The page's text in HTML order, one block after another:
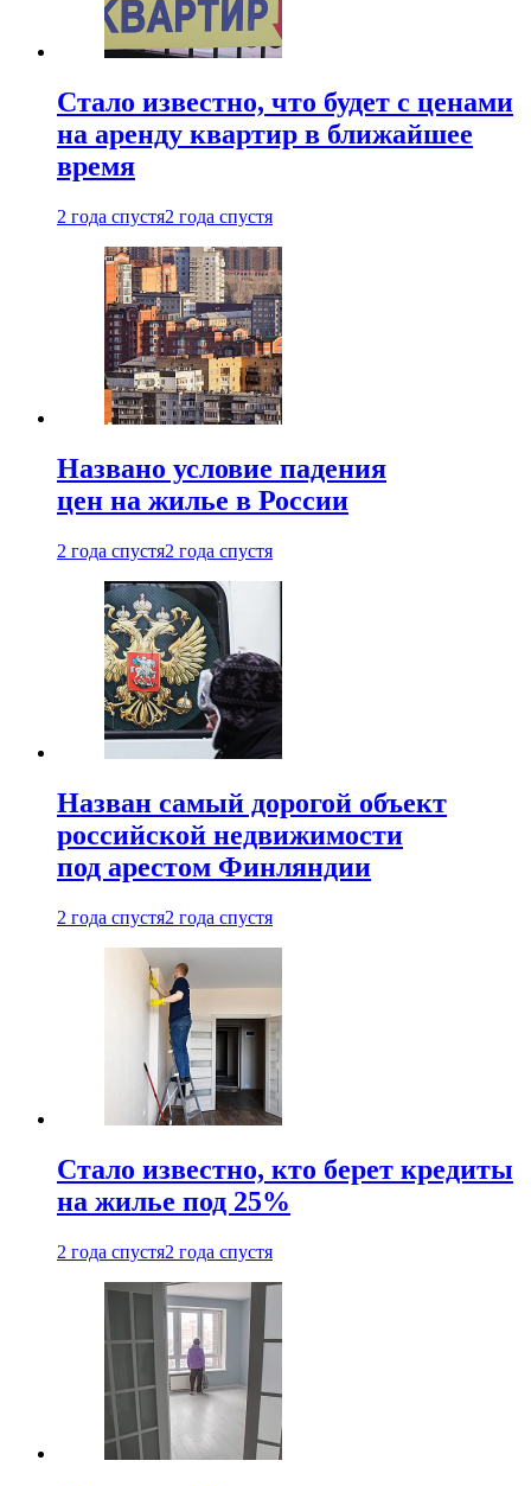
Стало известно, что будет с ценами
на аренду квартир в ближайшее
время
2 года спустя2 года спустя
Названо условие падения
цен на жилье в России
2 года спустя2 года спустя
Назван самый дорогой объект
российской недвижимости
под арестом Финляндии
2 года спустя2 года спустя
Стало известно, кто берет кредиты
на жилье под 25%
2 года спустя2 года спустя